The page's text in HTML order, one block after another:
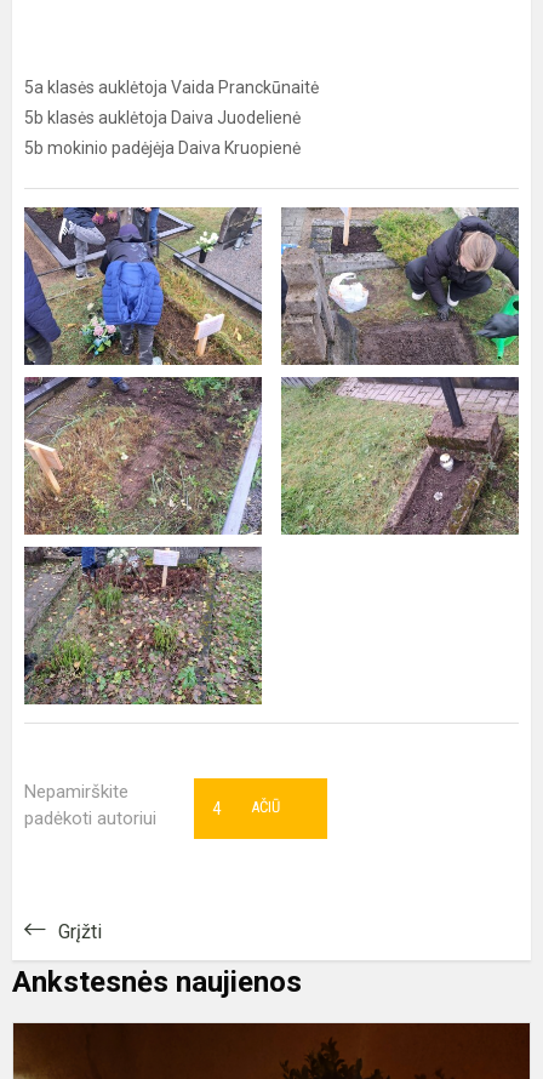
5a klasės auklėtoja Vaida Pranckūnaitė
5b klasės auklėtoja Daiva Juodelienė
5b mokinio padėjėja Daiva Kruopienė
Nepamirškite
padėkoti autoriui
AČIŪ
4
Grįžti
Ankstesnės naujienos